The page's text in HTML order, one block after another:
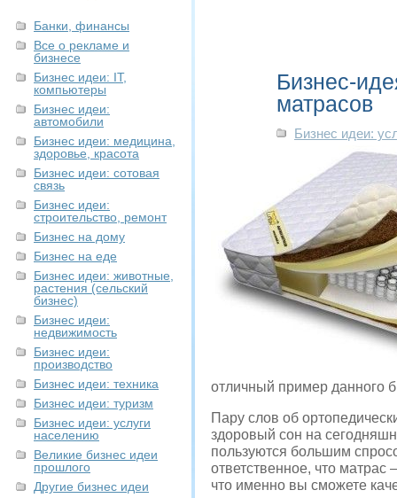
Банки, финансы
Все о рекламе и
бизнесе
Бизнес идеи: IT,
компьютеры
Бизнес идеи:
автомобили
Бизнес идеи: медицина,
здоровье, красота
Бизнес идеи: сотовая
связь
Бизнес идеи:
строительство, ремонт
Бизнес на дому
Бизнес на еде
Бизнес идеи: животные,
растения (сельский
бизнес)
Бизнес идеи:
недвижимость
Бизнес идеи:
производство
Бизнес идеи: техника
Бизнес идеи: туризм
Бизнес идеи: услуги
населению
Великие бизнес идеи
прошлого
Другие бизнес идеи
Бизнес-
матрасов
Бизнес идеи:
отличный пример данного
Пару слов об
здоровый сон на
пользуются большим
ответственное, что матрас
что именно вы сможете